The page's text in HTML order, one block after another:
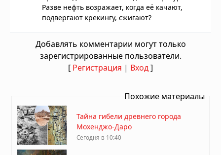
Разве нефть возражает, когда её качают,
подвергают крекингу, сжигают?
Добавлять комментарии могут только
зарегистрированные пользователи.
[ Регистрация | Вход]
Похожие материалы
Тайна гибели древнего города
Мохенджо-Даро
Сегодня в 10:40